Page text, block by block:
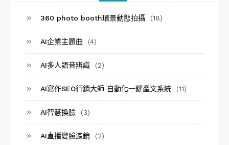
360 photo booth環景動態拍攝 (18)
AI企業主題曲 (4)
AI多人語音辨識 (2)
AI寫作SEO行銷大師 自動化一鍵產文系統 (11)
AI智慧換臉 (3)
AI直播變臉濾鏡 (2)